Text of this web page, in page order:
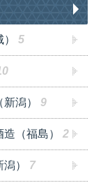
5
潟） 9
（福島） 2
） 7